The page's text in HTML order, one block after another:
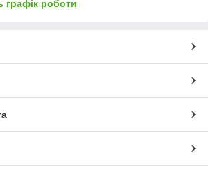
графік роботи